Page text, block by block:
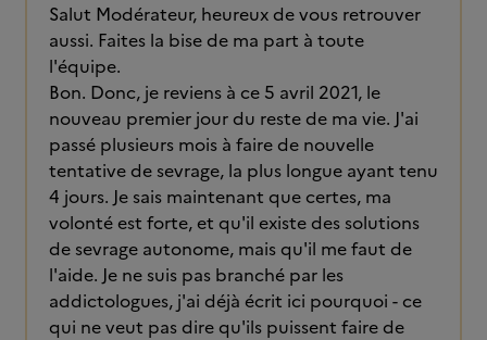
Salut Modérateur, heureux de vous retrouver
aussi. Faites la bise de ma part à toute
l'équipe.
Bon. Donc, je reviens à ce 5 avril 2021, le
nouveau premier jour du reste de ma vie. J'ai
passé plusieurs mois à faire de nouvelle
tentative de sevrage, la plus longue ayant tenu
4 jours. Je sais maintenant que certes, ma
volonté est forte, et qu'il existe des solutions
de sevrage autonome, mais qu'il me faut de
l'aide. Je ne suis pas branché par les
addictologues, j'ai déjà écrit ici pourquoi - ce
qui ne veut pas dire qu'ils puissent faire de